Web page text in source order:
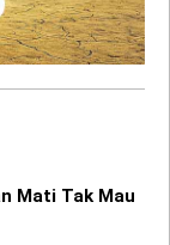
Mati Tak Mau